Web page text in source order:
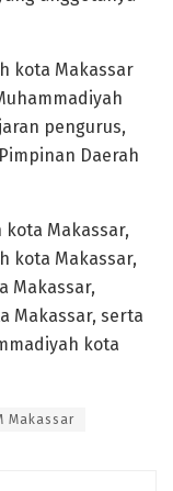
kota Makassar
pengurus,
Daerah
kota Makassar,
kota Makassar,
Makassar,
Makassar, serta
kota
Makassar